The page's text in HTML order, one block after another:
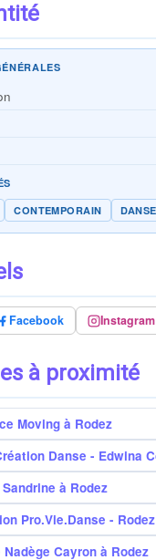
CONTEMPORAIN
Facebook Instagram
à proximité
Moving à Rodez
Danse - Edwina
à Rodez
Pro.Vie.Danse - Rodez
Cayron à Rodez